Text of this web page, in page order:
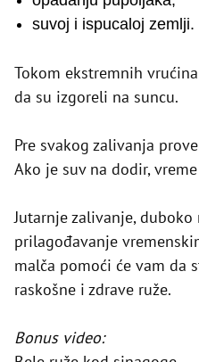
suvoj i ispucaloj zemlji.
Tokom ekstremnih
da su izgoreli na suncu.
Pre svakog zalivanja
Ako je suv na dodir,
Jutarnje zalivanje,
prilagođavanje
malča pomoći će vam da
raskošne i zdrave ruže.
Bonus video: